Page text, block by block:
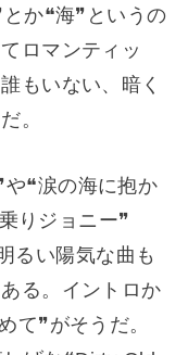
か❝海❞というの
ロマンティッ
もいない、暗く
。
❝涙の海に抱か
りジョニー❞
るい陽気な曲も
る。イントロか
て❞がそうだ。